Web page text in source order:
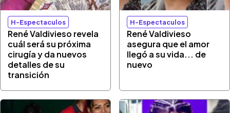
H-Espectaculos
René Valdivieso revela
cuál será su próxima
cirugía y da nuevos
detalles de su
transición
H-Espectaculos
René Valdivieso
asegura que el amor
llegó a su vida... de
nuevo